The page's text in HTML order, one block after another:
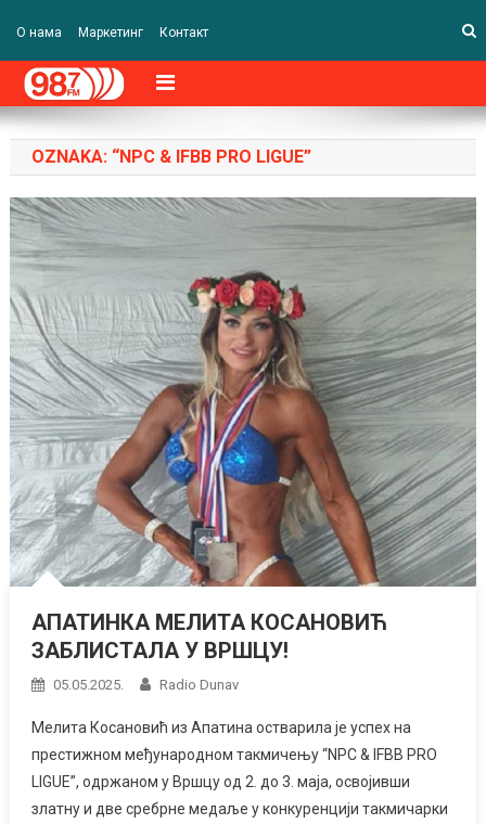
О нама Маркетинг Контакт
OZNAKA: “NPC & IFBB PRO LIGUE”
АПАТИНКА МЕЛИТА КОСАНОВИЋ
ЗАБЛИСТАЛА У ВРШЦУ!
05.05.2025. Radio Dunav
Мелита Косановић из Апатина остварила је успех на
престижном међународном такмичењу “NPC & IFBB PRO
LIGUE”, одржаном у Вршцу од 2. до 3. маја, освојивши
златну и две сребрне медаље у конкуренцији такмичарки